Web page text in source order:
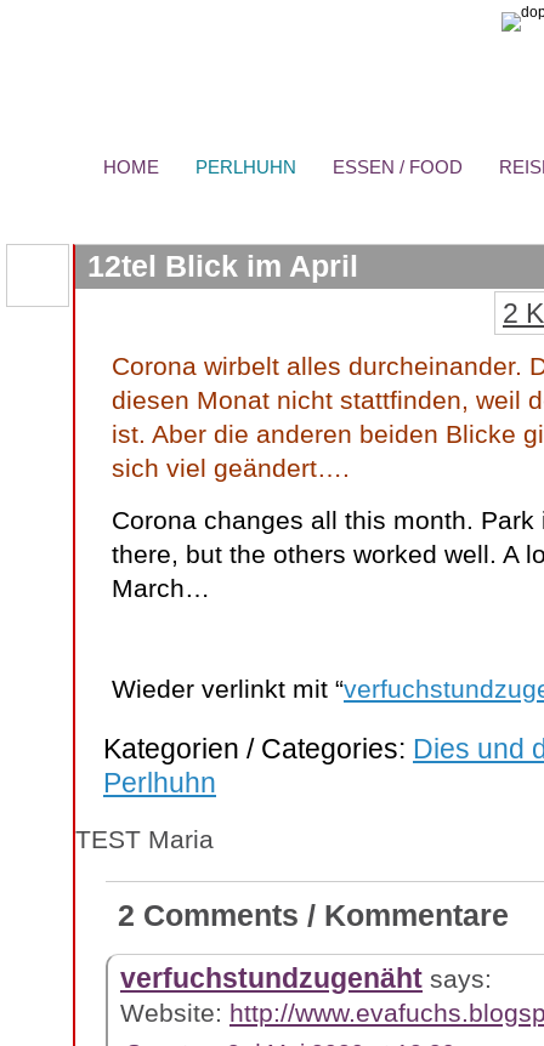
HOME PERLHUHN ESSEN / FOOD
12tel Blick im April
2
Corona wirbelt alles durcheinander.
diesen Monat nicht stattfinden, weil
ist. Aber die anderen beiden Blicke
sich viel geändert….
Corona changes all this month.
there, but the others worked well. A
March…
Wieder verlinkt mit “
Kategorien / Categories: Dies und
Perlhuhn
TEST Maria
2 Comments / Kommentare
verfuchstundzugenäht says:
Website: http://